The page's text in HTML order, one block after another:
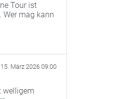
Tour ist
Wer mag kann
März 2026 09:00
welligem